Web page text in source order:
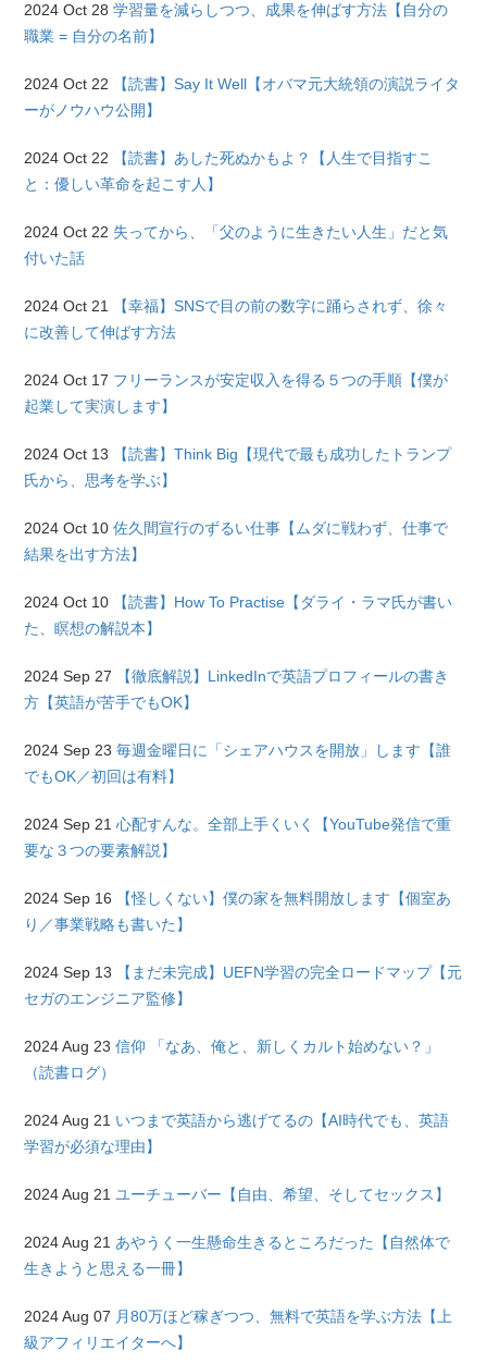
2024 Oct 28 学習量を減らしつつ、成果を伸ばす方法【自分の
職業 = 自分の名前】
2024 Oct 22
【読書】Say It Well【オバマ元大統領の演説ライタ
ーがノウハウ公開】
2024 Oct 22
【読書】あした死ぬかもよ？【人生で目指すこ
と：優しい革命を起こす人】
2024 Oct 22 失ってから、「父のように生きたい人生」だと気
付いた話
2024 Oct 21
【幸福】SNSで目の前の数字に踊らされず、徐々
に改善して伸ばす方法
2024 Oct 17 フリーランスが安定収入を得る５つの手順【僕が
起業して実演します】
2024 Oct 13
【読書】Think Big【現代で最も成功したトランプ
氏から、思考を学ぶ】
2024 Oct 10 佐久間宣行のずるい仕事【ムダに戦わず、仕事で
結果を出す方法】
2024 Oct 10
【読書】How To Practise【ダライ・ラマ氏が書い
た、瞑想の解説本】
2024 Sep 27
【徹底解説】LinkedInで英語プロフィールの書き
方【英語が苦手でもOK】
2024 Sep 23 毎週金曜日に「シェアハウスを開放」します【誰
でもOK／初回は有料】
2024 Sep 21 心配すんな。全部上手くいく【YouTube発信で重
要な３つの要素解説】
2024 Sep 16
【怪しくない】僕の家を無料開放します【個室あ
り／事業戦略も書いた】
2024 Sep 13
【まだ未完成】UEFN学習の完全ロードマップ【元
セガのエンジニア監修】
2024 Aug 23 信仰 「なあ、俺と、新しくカルト始めない？」
（読書ログ）
2024 Aug 21 いつまで英語から逃げてるの【AI時代でも、英語
学習が必須な理由】
2024 Aug 21 ユーチューバー【自由、希望、そしてセックス】
2024 Aug 21 あやうく一生懸命生きるところだった【自然体で
生きようと思える一冊】
2024 Aug 07 月80万ほど稼ぎつつ、無料で英語を学ぶ方法【上
級アフィリエイターへ】